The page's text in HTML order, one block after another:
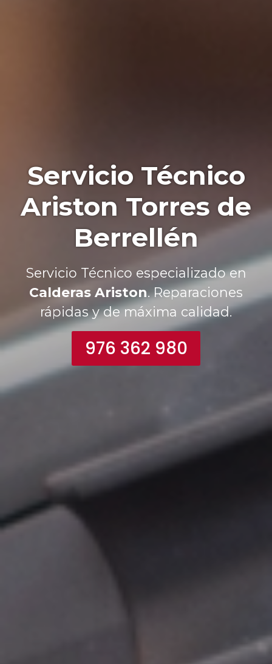
Servicio Técnico
Ariston Torres de
Berrellén
Servicio Técnico especializado en
Calderas Ariston. Reparaciones
rápidas y de máxima calidad.
976 362 980